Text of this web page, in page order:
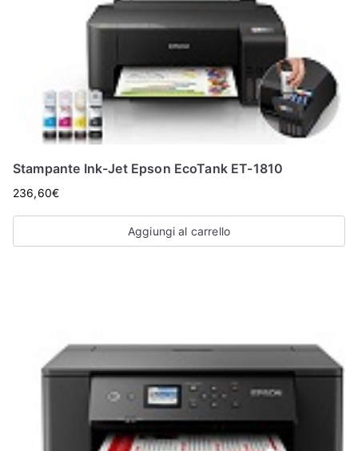
Stampante Ink-Jet Epson EcoTank ET-1810
236,60€
Aggiungi al carrello